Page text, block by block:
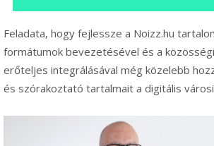
Feladata, hogy fejlessze a Noizz.hu
formátumok bevezetésével és a
erőteljes integrálásával még közelebb
és szórakoztató tartalmait a digitális